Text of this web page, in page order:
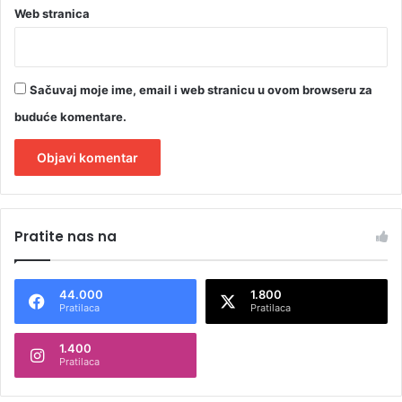
Web stranica
Sačuvaj moje ime, email i web stranicu u ovom browseru za
buduće komentare.
t
n
t
Pratite nas na
44.000
Pratilaca
1.800
Pratilaca
1.400
Pratilaca